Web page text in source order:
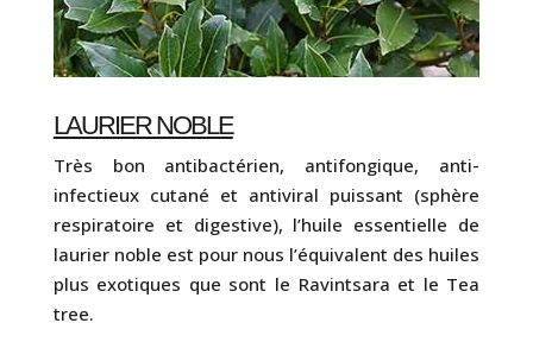
LAURIER NOBLE
Très bon antibactérien, antifongique, anti-
infectieux cutané et antiviral puissant (sphère
respiratoire et digestive), l’huile essentielle de
laurier noble est pour nous l’équivalent des huiles
plus exotiques que sont le Ravintsara et le Tea
tree.